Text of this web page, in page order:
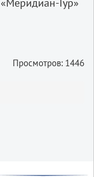
Тур»
Просмотров: 1446